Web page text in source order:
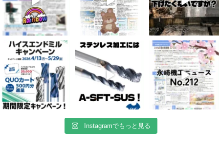
4月 16
10 0
4月 13 4月 8
5 0
Instagramでもっと見る